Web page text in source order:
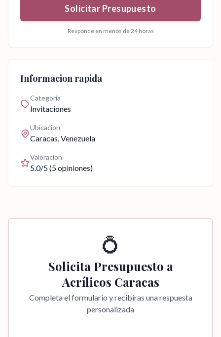
Solicitar Presupuesto
Responde en menos de 24 horas
Informacion rapida
Categoria
Invitaciones
Ubicacion
Caracas, Venezuela
Valoracion
5.0/5 (5opiniones)
💍
Solicita Presupuesto a
Acrílicos Caracas
Completa el formulario y recibiras una respuesta
personalizada